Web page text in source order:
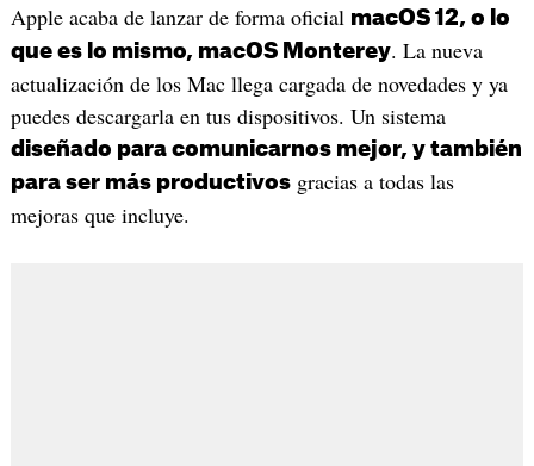
Apple acaba de lanzar de forma oficial macOS 12, o lo
que es lo mismo, macOS Monterey. La nueva
actualización de los Mac llega cargada de novedades y ya
puedes descargarla en tus dispositivos. Un sistema
diseñado para comunicarnos mejor, y también
para ser más productivosgracias a todas las
mejoras que incluye.